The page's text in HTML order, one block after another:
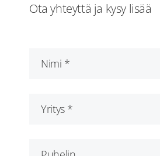
Ota yhteyttä ja kysy lisää